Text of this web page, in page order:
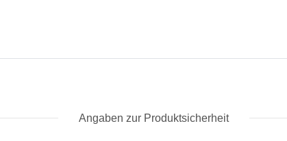
Angaben zur Produktsicherheit